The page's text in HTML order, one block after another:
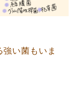
い菌もいま